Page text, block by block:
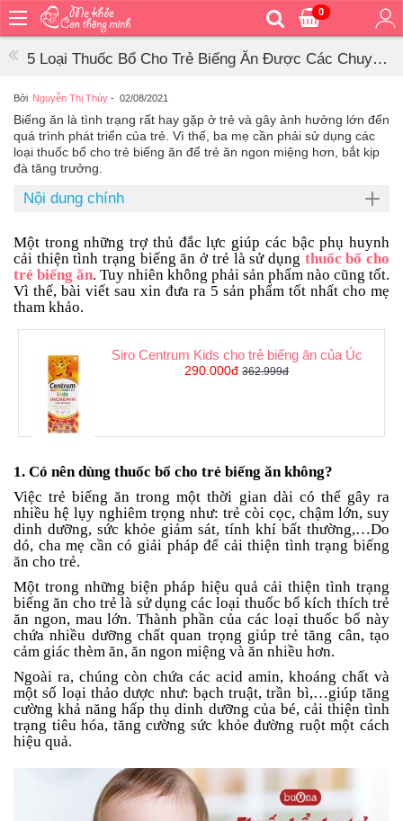
0
chủ
ăn
Bé
vệ
sinh
Bé
mặc
Bé
đi
ra
ngoài
ngủ
tắm
Bé
chơi
mà
học
Dành
cho
mẹ
Dành
cho
bố
Đồ
dùng
trong
5 Loại Thuốc Bổ Cho Trẻ Biếng Ăn Được Các Chuyên
Bởi Nguyễn Thị Thùy - 02/08/2021
Biếng ăn là tình trạng rất hay gặp ở trẻ và gây ảnh hưởng lớn đến
quá trình phát triển của trẻ. Vì thế, ba mẹ cần phải sử dụng các
loại thuốc bổ cho trẻ biếng ăn để trẻ ăn ngon miệng hơn, bắt kịp
đà tăng trưởng.
Nội dung chính
Một trong những trợ thủ đắc lực giúp các bậc phụ huynh
cải thiện tình trạng biếng ăn ở trẻ là sử dụng thuốc bổ cho
trẻ biếng ăn. Tuy nhiên không phải sản phẩm nào cũng tốt.
Vì thế, bài viết sau xin đưa ra 5 sản phẩm tốt nhất cho mẹ
tham khảo.
Siro Centrum Kids cho trẻ biếng ăn của Úc
290.000đ362.999đ
1. Có nên dùng thuốc bổ cho trẻ biếng ăn không?
Việc trẻ biếng ăn trong một thời gian dài có thể gây ra
nhiều hệ lụy nghiêm trọng như: trẻ còi cọc, chậm lớn, suy
dinh dưỡng, sức khỏe giảm sát, tính khí bất thường,…Do
dó, cha mẹ cần có giải pháp để cải thiện tình trạng biếng
ăn cho trẻ.
Một trong những biện pháp hiệu quả cải thiện tình trạng
biếng ăn cho trẻ là sử dụng các loại thuốc bổ kích thích trẻ
ăn ngon, mau lớn. Thành phần của các loại thuốc bổ này
chứa nhiều dưỡng chất quan trọng giúp trẻ tăng cân, tạo
cảm giác thèm ăn, ăn ngon miệng và ăn nhiều hơn.
Ngoài ra, chúng còn chứa các acid amin, khoáng chất và
một số loại thảo dược như: bạch truật, trần bì,…giúp tăng
cường khả năng hấp thụ dinh dưỡng của bé, cải thiện tình
trạng tiêu hóa, tăng cường sức khỏe đường ruột một cách
hiệu quả.